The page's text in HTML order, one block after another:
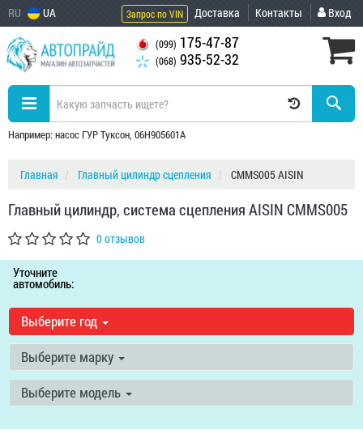
RU UA Запрос по VIN Доставка Контакты Вход
(099) 175-47-87
(068) 935-52-32
Например: насос ГУР Туксон, 06H905601A
Главная Главный цилиндр сцепления CMMS005 AISIN
Главный цилиндр, система сцепления AISIN CMMS005
0 отзывов
Уточните
автомобиль:
Выберите год
Выберите марку
Выберите модель